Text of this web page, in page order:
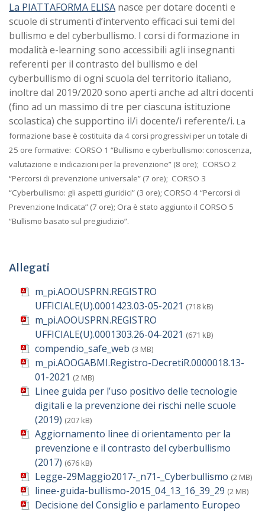
La PIATTAFORMA ELISA nasce per dotare docenti e
scuole di strumenti d’intervento efficaci sui temi del
bullismo e del cyberbullismo. I corsi di formazione in
modalità e-learning sono accessibili agli insegnanti
referenti per il contrasto del bullismo e del
cyberbullismo di ogni scuola del territorio italiano,
inoltre dal 2019/2020 sono aperti anche ad altri docenti
(fino ad un massimo di tre per ciascuna istituzione
scolastica) che supportino il/i docente/i referente/i. La
formazione base è costituita da 4 corsi progressivi per un totale di
25 ore formative: CORSO 1 “Bullismo e cyberbullismo: conoscenza,
valutazione e indicazioni per la prevenzione” (8 ore); CORSO 2
“Percorsi di prevenzione universale” (7 ore); CORSO 3
“Cyberbullismo: gli aspetti giuridici” (3 ore); CORSO 4 “Percorsi di
Prevenzione Indicata” (7 ore); Ora è stato aggiunto il CORSO 5
“Bullismo basato sul pregiudizio”.
Allegati
m_pi.AOOUSPRN.REGISTRO
UFFICIALE(U).0001423.03-05-2021 (718 kB)
m_pi.AOOUSPRN.REGISTRO
UFFICIALE(U).0001303.26-04-2021 (671 kB)
compendio_safe_web (3 MB)
m_pi.AOOGABMI.Registro-DecretiR.0000018.13-
01-2021 (2 MB)
Linee guida per l’uso positivo delle tecnologie
digitali e la prevenzione dei rischi nelle scuole
(2019) (207 kB)
Aggiornamento linee di orientamento per la
prevenzione e il contrasto del cyberbullismo
(2017) (676 kB)
Legge-29Maggio2017-_n71-_Cyberbullismo (2 MB)
linee-guida-bullismo-2015_04_13_16_39_29 (2 MB)
Decisione del Consiglio e parlamento Europeo